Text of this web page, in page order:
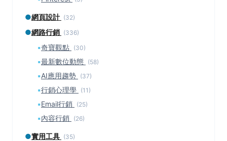
●網頁設計 (32)
●網路行銷 (336)
▪奇寶觀點 (30)
▪最新數位動態 (58)
▪AI應用趨勢 (37)
▪行銷心理學 (11)
▪Email行銷 (25)
▪內容行銷 (26)
●實用工具 (35)